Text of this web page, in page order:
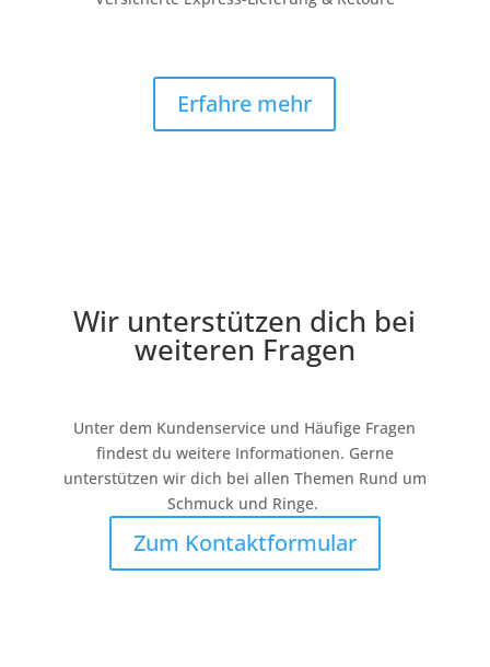
Erfahre mehr
Wir unterstützen dich bei
weiteren Fragen
Unter dem Kundenservice und Häufige Fragen
findest du weitere Informationen. Gerne
unterstützen wir dich bei allen Themen Rund um
Schmuck und Ringe.
Zum Kontaktformular